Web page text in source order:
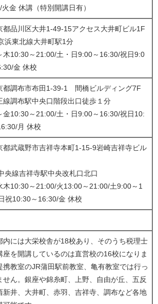
金 休講（特別開講日有）
都品川区大井1-49-15アクセス大井町ビル1F
浜東北線大井町駅1分
木10:30～21:00/土・日9:00～16:30/祝日9:0
金 休校
都調布市布田1-39-1 間橋ビルディング7F
線調布駅中央口階段出口徒歩１分
金10:30～21:00/土・日9:00～16:30/祝日10:
月 休校
都武蔵野市吉祥寺本町1-15-9岩崎吉祥寺ビル
央線吉祥寺駅中央改札口北口
木10:30～21:00/火13:00～21:00/土9:00～1
祝10:30～16:30/金 休校
内には大栄校舎が18校あり、そのうち税理士
座を開講しているのは直営校の16校になりま
携教室のJR蒲田駅前教室、亀有教室では行っ
せん。銀座や錦糸町、上野、自由が丘、五反
新井、大井町、赤羽、吉祥寺、調布など各地